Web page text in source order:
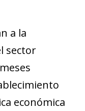
a la
sector
económica